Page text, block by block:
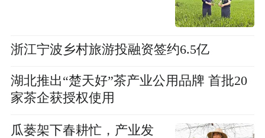
浙江宁波乡村旅游投融资签约6.5亿
湖北推出“楚天好”茶产业公用品牌 首批20
家茶企获授权使用
瓜蒌架下春耕忙，产业发